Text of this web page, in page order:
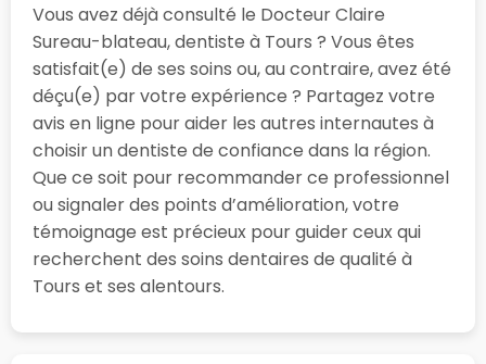
Vous avez déjà consulté le Docteur Claire
Sureau-blateau, dentiste à Tours ? Vous êtes
satisfait(e) de ses soins ou, au contraire, avez été
déçu(e) par votre expérience ? Partagez votre
avis en ligne pour aider les autres internautes à
choisir un dentiste de confiance dans la région.
Que ce soit pour recommander ce professionnel
ou signaler des points d’amélioration, votre
témoignage est précieux pour guider ceux qui
recherchent des soins dentaires de qualité à
Tours et ses alentours.